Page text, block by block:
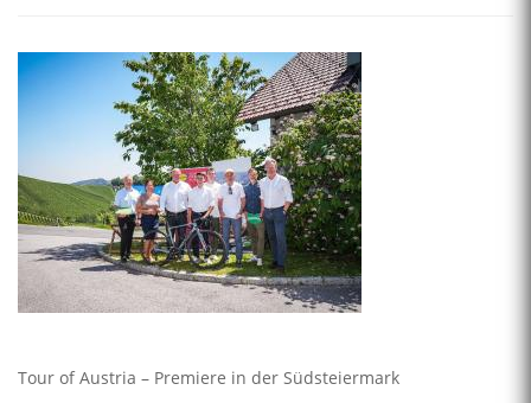
Tour of Austria – Premiere in der Südsteiermark